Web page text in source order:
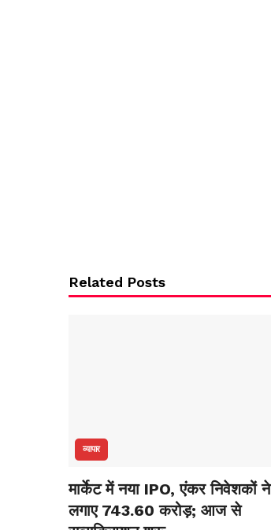
Related Posts
व्यापार
मार्केट में नया IPO, एंकर निवेशकों ने
लगाए 743.60 करोड़; आज से